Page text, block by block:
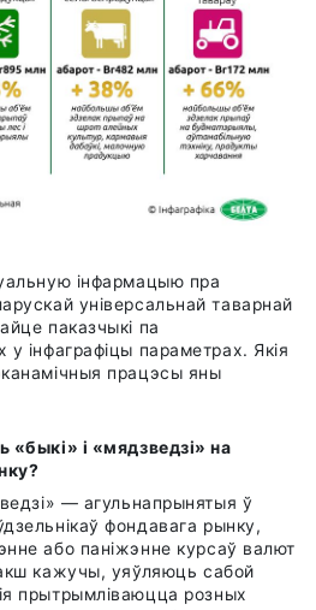
інфармацыю пра
універсальнай таварнай
паказчыкі па
у інфаграфіцы параметрах. Якія
працэсы яны
«быкі» і «мядзведзі» на
— агульнапрынятыя ў
фондавага рынку,
або паніжэнне курсаў валют
кажучы, уяўляюць сабой
прытрымліваюцца розных